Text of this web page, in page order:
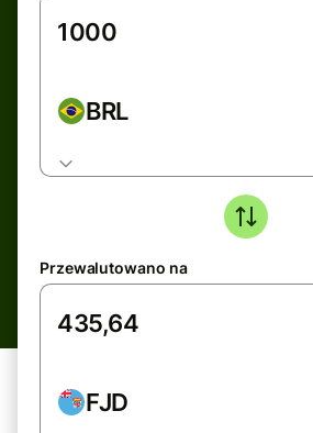
BRL
Przewalutowano na
FJD